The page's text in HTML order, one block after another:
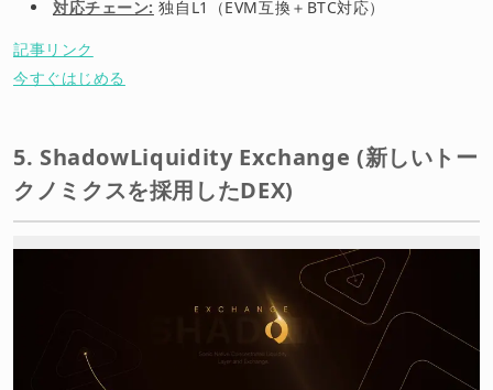
対応チェーン: 独自L1（EVM互換＋BTC対応）
記事リンク
今すぐはじめる
5. ShadowLiquidity Exchange (新しいトー
クノミクスを採用したDEX)